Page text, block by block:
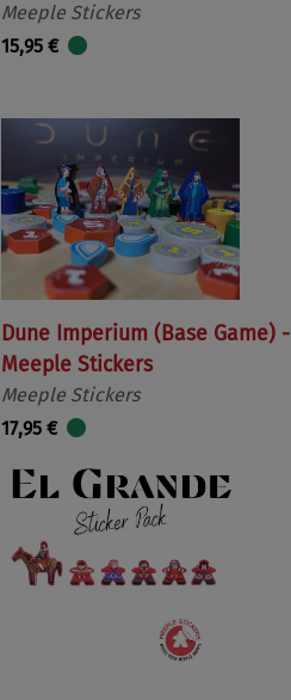
Meeple Stickers
15,95 €
Dune Imperium (Base Game) -
Meeple Stickers
Meeple Stickers
17,95 €